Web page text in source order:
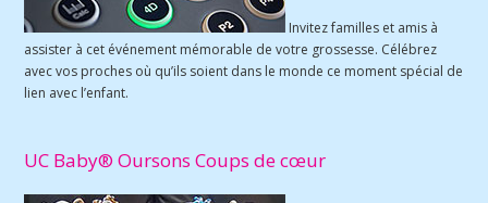
Invitez familles et amis à
assister à cet événement mémorable de votre grossesse. Célébrez
avec vos proches où qu’ils soient dans le monde ce moment spécial de
lien avec l’enfant.
UC Baby® Oursons Coups de cœur